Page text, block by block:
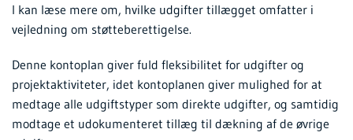
I kan læse mere om, hvilke udgifter tillægget omfatter i
vejledning om støtteberettigelse.
Denne kontoplan giver fuld fleksibilitet for udgifter og
projektaktiviteter, idet kontoplanen giver mulighed for at
medtage alle udgiftstyper som direkte udgifter, og samtidig
modtage et udokumenteret tillæg til dækning af de øvrige